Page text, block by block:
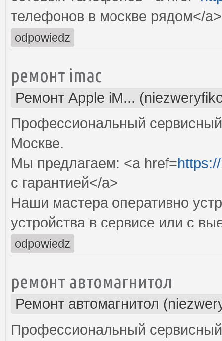
телефонов в москве рядом</a>
odpowiedz
ремонт imac
Ремонт Apple iM...
Профессиональный
Москве.
Мы предлагаем: <a href=
с гарантией</a>
Наши мастера оперативно
устройства в сервисе или с
odpowiedz
ремонт автомагнитол
Ремонт автомагнитол
Профессиональный